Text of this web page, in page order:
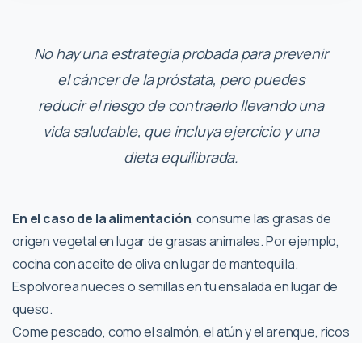
No hay una estrategia probada para prevenir
el cáncer de la próstata, pero puedes
reducir el riesgo de contraerlo llevando una
vida saludable, que incluya ejercicio y una
dieta equilibrada.
En el caso de la alimentación, consume las grasas de
origen vegetal en lugar de grasas animales. Por ejemplo,
cocina con aceite de oliva en lugar de mantequilla.
Espolvorea nueces o semillas en tu ensalada en lugar de
queso.
Come pescado, como el salmón, el atún y el arenque, ricos